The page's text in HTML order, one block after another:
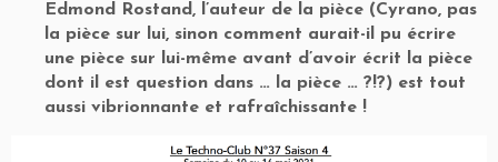
Edmond Rostand, l’auteur de la pièce (Cyrano, pas
la pièce sur lui, sinon comment aurait-il pu écrire
une pièce sur lui-même avant d’avoir écrit la pièce
dont il est question dans … la pièce … ?!?) est tout
aussi vibrionnante et rafraîchissante !